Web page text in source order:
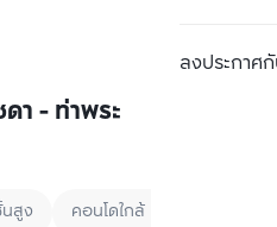
ลงประกาศกั
า - ท่าพระ
สูง คอนโดใกล้ BRT